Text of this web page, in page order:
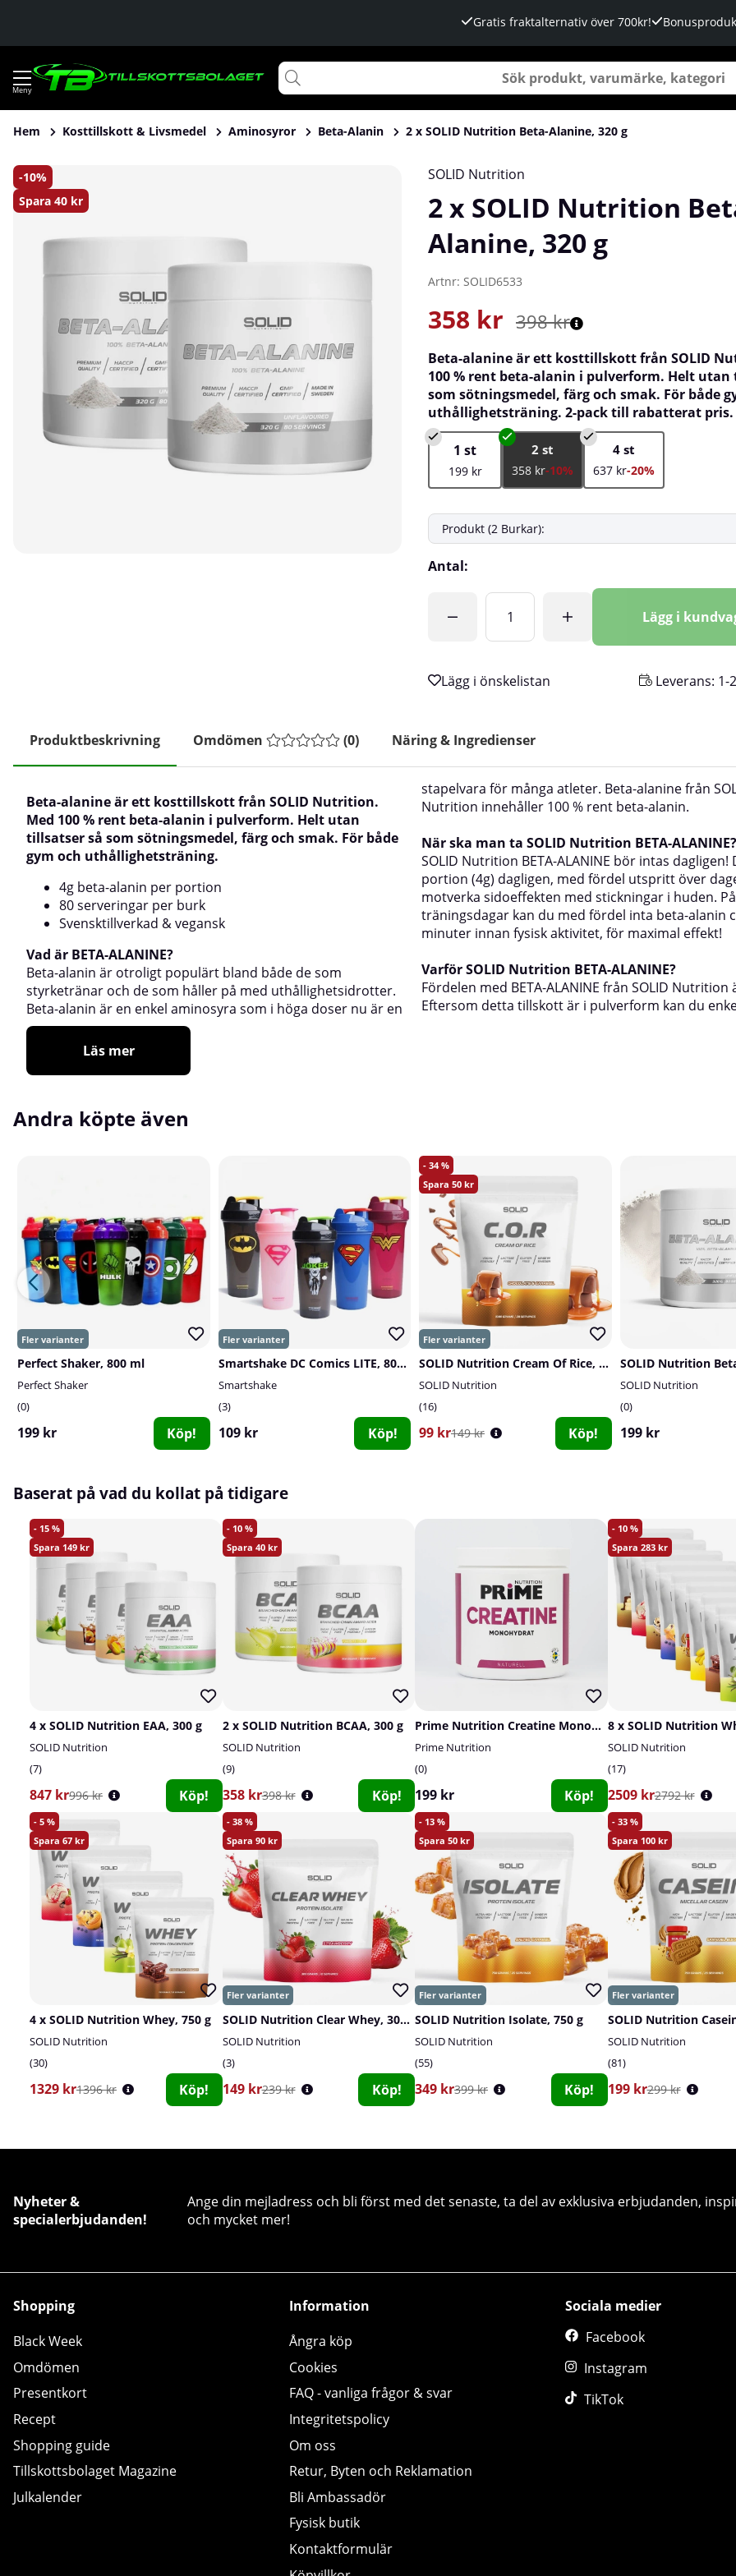
Gratis fraktalternativ över 700kr!
Hem Kosttillskott & Livsmedel Aminosyror Beta-Alanin 2 x SOLID Nutrition Beta-Alanine, 320 g
10
Spara 40 kr
Produktbilder 2 x SOLID Nutrition Beta-Alanine, 320 g SOLID Nutrition
2 x SOLID Nutrition
Alanine, 320 g
Artnr: SOLID6533
398kr
358 kr
Beta-alanine är ett kosttillskott från SOLID
100 % rent beta-alanin i pulverform. Helt utan
som sötningsmedel, färg och smak. För både
uthållighetsträning. 2-pack till rabatterat pris.
1 st
199 kr
2 st
358 kr-10%
4 st
637 kr-20%
Antal:
Lägg i
Leverans: 1-
Produktbeskrivning Omdömen (0) Näring & Ingredienser
Beta-alanine är ett kosttillskott från SOLID Nutrition.
Med 100 % rent beta-alanin i pulverform. Helt utan
tillsatser så som sötningsmedel, färg och smak. För både
gym och uthållighetsträning.
4g beta-alanin per portion
80 serveringar per burk
Svensktillverkad & vegansk
Vad är BETA-ALANINE?
Beta-alanin är otroligt populärt bland både de som
styrketränar och de som håller på med uthållighetsidrotter.
Beta-alanin är en enkel aminosyra som i höga doser nu är en
stapelvara för många atleter. Beta-alanine från
Nutrition innehåller 100 % rent beta-alanin.
När ska man ta SOLID Nutrition BETA-ALANINE?
SOLID Nutrition BETA-ALANINE bör intas dagligen!
portion (4g) dagligen, med fördel utspritt över
motverka sidoeffekten med stickningar i huden. På
träningsdagar kan du med fördel inta beta-alanin
minuter innan fysisk aktivitet, för maximal effekt!
Varför SOLID Nutrition BETA-ALANINE?
Fördelen med BETA-ALANINE från SOLID Nutrition
Eftersom detta tillskott är i pulverform kan du
Läs mer
Andra köpte även
Perfect Shaker, 800 ml
Perfect Shaker
0
199 kr Köp!
Smartshake DC Comics LITE, 800 ml
Smartshake
3
109 kr Köp!
34
50
SOLID Nutrition Cream Of Rice, 1 kg
SOLID Nutrition
16
99 kr149 kr Köp!
SOLID Nutrition
0
199 kr
Baserat på vad du kollat på tidigare
15
149
4 x SOLID Nutrition EAA, 300 g
SOLID Nutrition
7
847 kr996 kr Köp!
10
40
2 x SOLID Nutrition BCAA, 300 g
SOLID Nutrition
9
358 kr398 kr Köp!
Prime Nutrition Creatine Monohydrate, 300 g
Prime Nutrition
0
199 kr Köp!
10
283
8 x SOLID Nutrition
SOLID Nutrition
17
2509 kr2792 kr
5
67
4 x SOLID Nutrition Whey, 750 g
SOLID Nutrition
30
1329 kr1396 kr Köp!
38
90
SOLID Nutrition Clear Whey, 300 g
SOLID Nutrition
3
149 kr239 kr Köp!
13
50
SOLID Nutrition Isolate, 750 g
SOLID Nutrition
55
349 kr399 kr Köp!
33
100
SOLID Nutrition
SOLID Nutrition
81
199 kr299 kr
Nyheter &
specialerbjudanden!
Ange din mejladress och bli först med det senaste, ta del av exklusiva erbjudanden,
och mycket mer!
Shopping
Black Week
Omdömen
Presentkort
Recept
Shopping guide
Tillskottsbolaget Magazine
Julkalender
Information
Ångra köp
Cookies
FAQ - vanliga frågor & svar
Integritetspolicy
Om oss
Retur, Byten och Reklamation
Bli Ambassadör
Fysisk butik
Kontaktformulär
Sociala medier
Facebook
Instagram
TikTok